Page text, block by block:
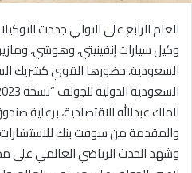
و
ن
ي
للعام الرابع على التوالي جددت
وكيل سيارات إنفينيتي، وهوشي،
السعودية، حضورها القوي كشريك
الملك عبدالله الاقتصادية، برعاية
والمقدمة من سوفت بنك للاستشارات
وشهد الحدث الرياضي العالمي على مدار